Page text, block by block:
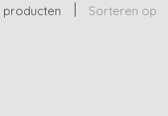
producten Sorteren op